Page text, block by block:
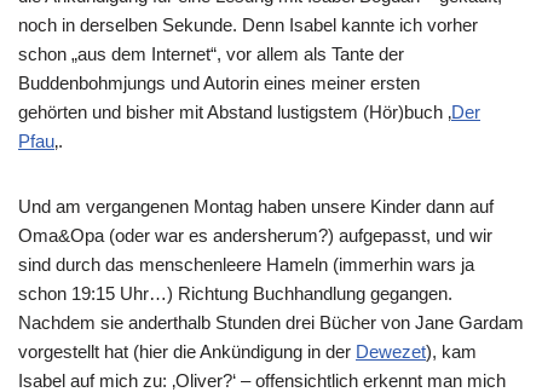
noch in derselben Sekunde. Denn Isabel kannte ich vorher
schon „aus dem Internet“, vor allem als Tante der
Buddenbohmjungs und Autorin eines meiner ersten
gehörten und bisher mit Abstand lustigstem (Hör)buch ‚Der
Pfau‚.
Und am vergangenen Montag haben unsere Kinder dann auf
Oma&Opa (oder war es andersherum?) aufgepasst, und wir
sind durch das menschenleere Hameln (immerhin wars ja
schon 19:15 Uhr…) Richtung Buchhandlung gegangen.
Nachdem sie anderthalb Stunden drei Bücher von Jane Gardam
vorgestellt hat (hier die Ankündigung in der Dewezet), kam
Isabel auf mich zu: ‚Oliver?‘ – offensichtlich erkennt man mich